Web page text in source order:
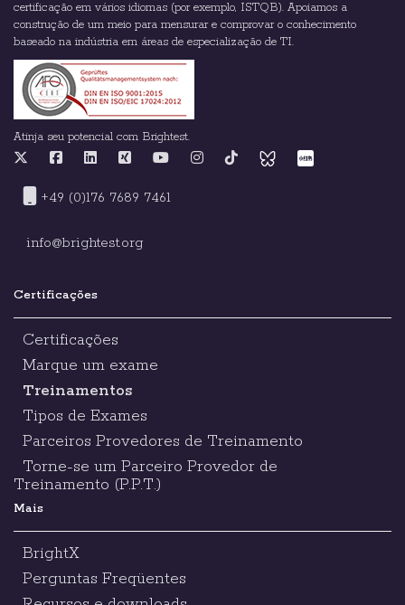
certificação em vários idiomas (por exemplo, ISTQB). Apoiamos a
construção de um meio para mensurar e comprovar o conhecimento
baseado na indústria em áreas de especialização de TI.
Atinja seu potencial com Brightest.
+49 (0)176 7689 7461
info@brightest.org
Certificações
Certificações
Marque um exame
Treinamentos
Tipos de Exames
Parceiros Provedores de Treinamento
Torne-se um Parceiro Provedor de
Treinamento (P.P.T.)
Mais
BrightX
Perguntas Freqüentes